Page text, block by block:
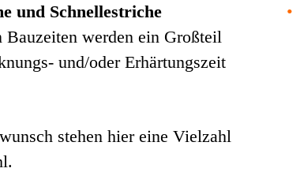
und Schnellestriche
werden ein Großteil
und/oder Erhärtungszeit
stehen hier eine Vielzahl
•